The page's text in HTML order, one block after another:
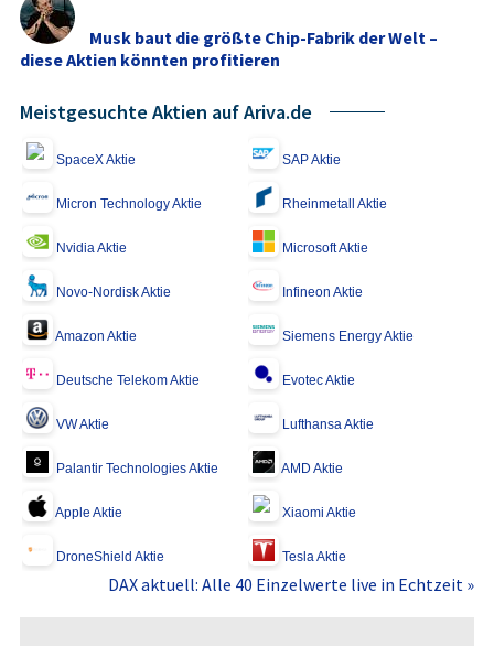
Musk baut die größte Chip-Fabrik der Welt –
diese Aktien könnten profitieren
Meistgesuchte Aktien auf Ariva.de
SpaceX Aktie SAP Aktie
Micron Technology Aktie Rheinmetall Aktie
Nvidia Aktie Microsoft Aktie
Novo-Nordisk Aktie Infineon Aktie
Amazon Aktie Siemens Energy Aktie
Deutsche Telekom Aktie Evotec Aktie
VW Aktie Lufthansa Aktie
Palantir Technologies Aktie AMD Aktie
Apple Aktie Xiaomi Aktie
DroneShield Aktie Tesla Aktie
DAX aktuell: Alle 40 Einzelwerte live in Echtzeit »